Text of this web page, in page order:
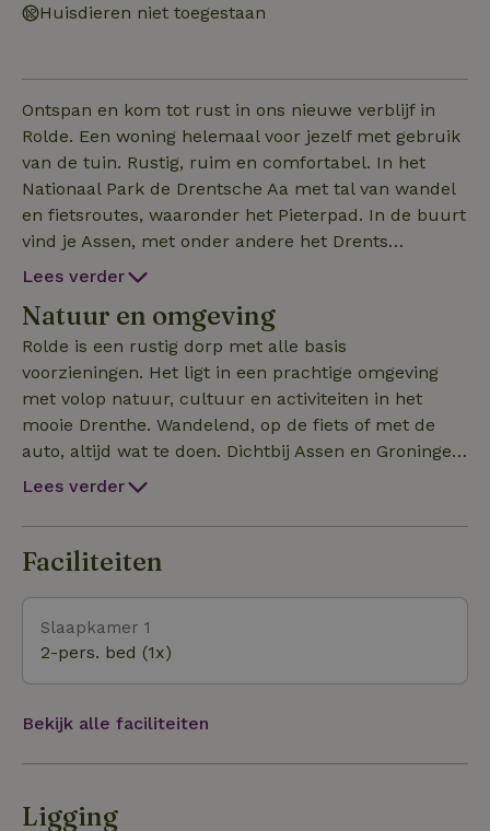
Huisdieren niet toegestaan
Ontspan en kom tot rust in ons nieuwe verblijf in
Rolde. Een woning helemaal voor jezelf met gebruik
van de tuin. Rustig, ruim en comfortabel. In het
Nationaal Park de Drentsche Aa met tal van wandel
en fietsroutes, waaronder het Pieterpad. In de buurt
vind je Assen, met onder andere het Drents
Museum en de TT op nog geen tien minuten rijden.
op nog geen half uur. Alle basisvoorzieningen zijn in
het dorp aanwezig. Het verblijf is helemaal nieuw en
dat betekent dat ook het groen rondom nog weer op
moet komen. We kijken uit naar de lente!
Lees verder
Natuur en omgeving
Rolde is een rustig dorp met alle basis
voorzieningen. Het ligt in een prachtige omgeving
met volop natuur, cultuur en activiteiten in het
mooie Drenthe. Wandelend, op de fiets of met de
auto, altijd wat te doen. Dichtbij Assen en Groningen.
Rolde ligt op een van de lagere ruggen (de
Nationaal Park Drentsche Aa. Dichtbij vind je de
Hunebedden, het Balloërveld met de Schaapskooi,
Lees verder
Faciliteiten
Slaapkamer 1
2-pers. bed (1x)
Bekijk alle faciliteiten
Ligging